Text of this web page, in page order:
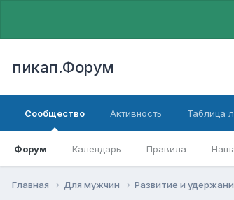
пикап.Форум
Сообщество
Форум Календарь Правила
Активность Таблица
Главная Для мужчин Pазвитие и